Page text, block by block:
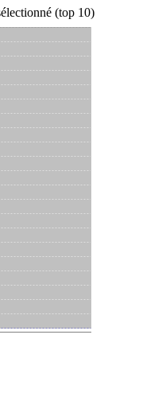
(top 10)